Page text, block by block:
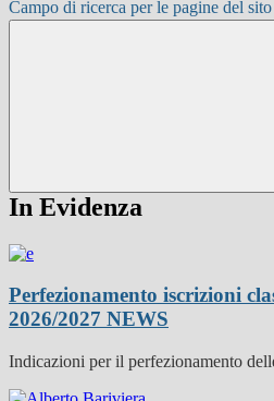
Campo di ricerca per le pagine del sito
In Evidenza
Perfezionamento iscrizioni
2026/2027 NEWS
Indicazioni per il perfezionamento